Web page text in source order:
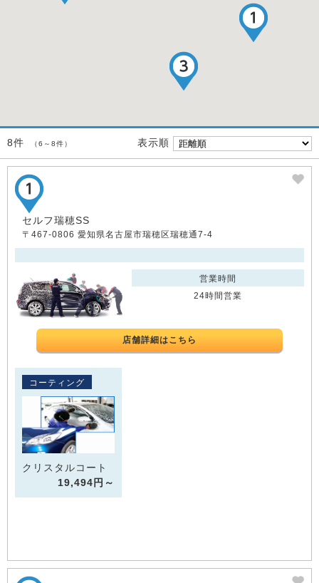
8件 （6～8件） 表示順
セルフ瑞穂SS
〒467-0806 愛知県名古屋市瑞穂区瑞穂通7-4
営業時間
24時間営業
店舗詳細はこちら
コーティング
クリスタルコート
19,494円～